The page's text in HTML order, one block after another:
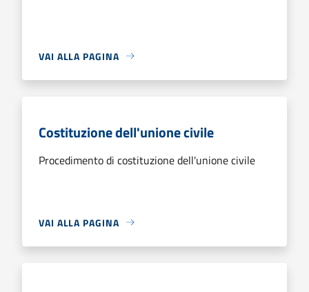
VAI ALLA PAGINA
Costituzione dell'unione civile
Procedimento di costituzione dell'unione civile
VAI ALLA PAGINA